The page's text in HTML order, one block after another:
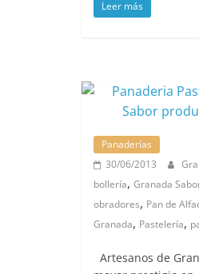
Leer más
Panaderías
30/06/2013
bollería, Granada
obradores, Pan de
Granada, Pastelería,
Artesanos de